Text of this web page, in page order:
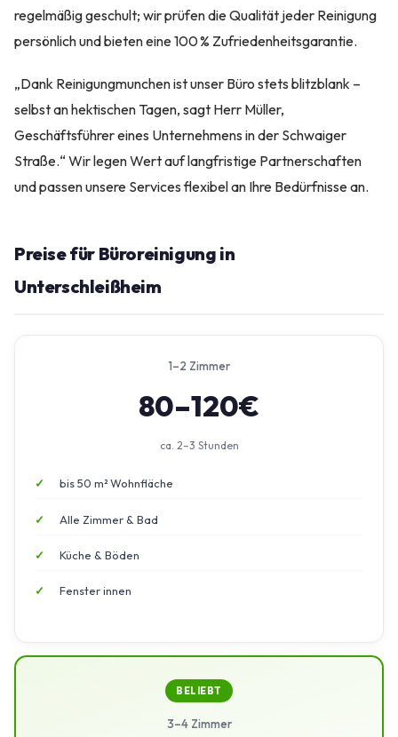
regelmäßig geschult; wir prüfen die Qualität jeder Reinigung
persönlich und bieten eine 100 % Zufriedenheitsgarantie.
„Dank Reinigungmunchen ist unser Büro stets blitzblank –
selbst an hektischen Tagen, sagt Herr Müller,
Geschäftsführer eines Unternehmens in der Schwaiger
Straße.“ Wir legen Wert auf langfristige Partnerschaften
und passen unsere Services flexibel an Ihre Bedürfnisse an.
Preise für Büroreinigung in
Unterschleißheim
1–2 Zimmer
80–120€
ca. 2–3 Stunden
bis 50 m² Wohnfläche
Alle Zimmer & Bad
Küche & Böden
Fenster innen
BELIEBT
3–4 Zimmer